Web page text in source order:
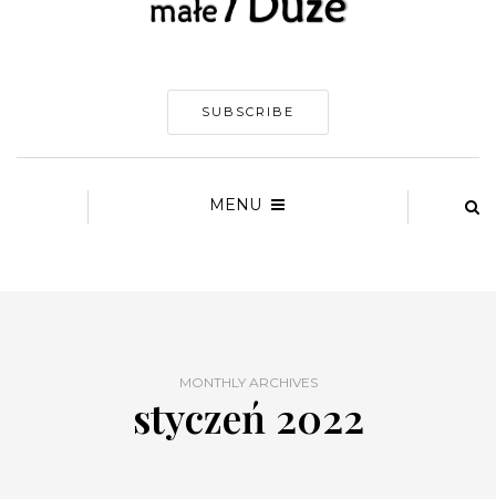
SUBSCRIBE
MENU
MONTHLY ARCHIVES
styczeń 2022